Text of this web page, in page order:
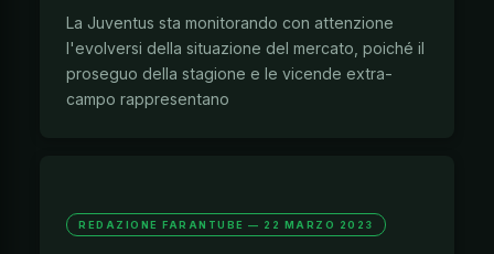
La Juventus sta monitorando con attenzione
l'evolversi della situazione del mercato, poiché il
proseguo della stagione e le vicende extra-
campo rappresentano
REDAZIONE FARANTUBE — 22 MARZO 2023